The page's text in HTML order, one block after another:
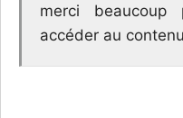
merci
accéder au